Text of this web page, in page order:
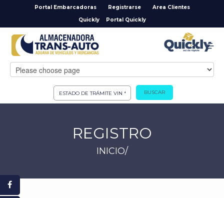
Portal Embarcadoras Registrarse
Area Clientes
Quickly
Portal Quickly
BUSCAR
REGISTRO
INICIO/